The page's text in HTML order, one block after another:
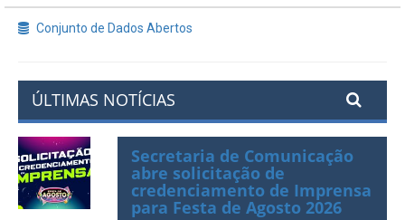
Conjunto de Dados Abertos
ÚLTIMAS NOTÍCIAS
Secretaria de Comunicação
abre solicitação de
credenciamento de Imprensa
para Festa de Agosto 2026